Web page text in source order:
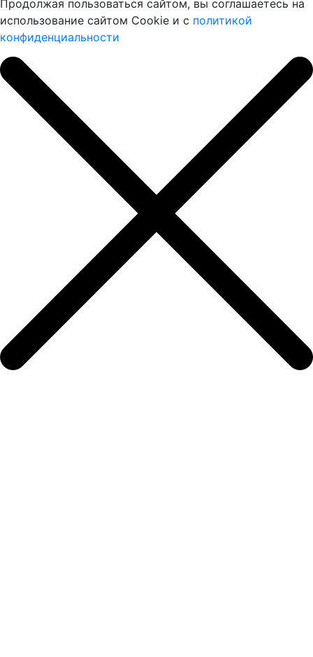
Продолжая пользоваться сайтом, вы соглашаетесь на
использование сайтом Cookie и с политикой
конфиденциальности